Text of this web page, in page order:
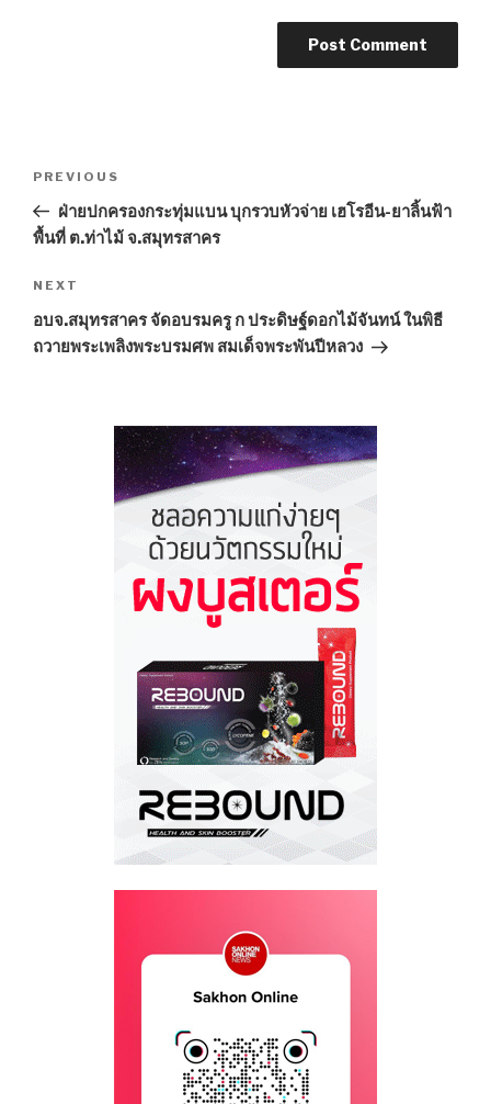
Previous
Post
PREVIOUS
ฝ่ายปกครองกระทุ่มแบน บุกรวบหัวจ่าย เฮโรอีน-ยาลิ้นฟ้า
พื้นที่ ต.ท่าไม้ จ.สมุทรสาคร
Next
Post
NEXT
อบจ.สมุทรสาคร จัดอบรมครู ก ประดิษฐ์ดอกไม้จันทน์ ในพิธี
ถวายพระเพลิงพระบรมศพ สมเด็จพระพันปีหลวง